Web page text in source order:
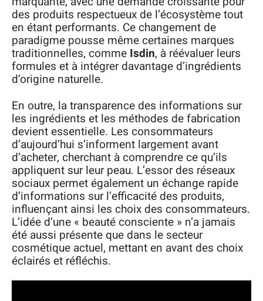
des produits respectueux de l’écosystème tout
en étant performants. Ce changement de
paradigme pousse même certaines marques
traditionnelles, comme Isdin, à réévaluer leurs
formules et à intégrer davantage d’ingrédients
d’origine naturelle.
En outre, la transparence des informations sur
les ingrédients et les méthodes de fabrication
devient essentielle. Les consommateurs
d’aujourd’hui s’informent largement avant
d’acheter, cherchant à comprendre ce qu’ils
appliquent sur leur peau. L’essor des réseaux
sociaux permet également un échange rapide
d’informations sur l’efficacité des produits,
influençant ainsi les choix des consommateurs.
L’idée d’une « beauté consciente » n’a jamais
été aussi présente que dans le secteur
cosmétique actuel, mettant en avant des choix
éclairés et réfléchis.